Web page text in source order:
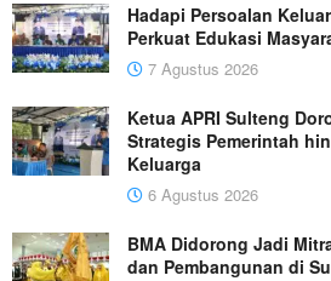
Hadapi Persoalan
Perkuat Edukasi
7 Agustus 2026
Ketua APRI Sulteng
Strategis Pemerintah
Keluarga
6 Agustus 2026
BMA Didorong Jadi
dan Pembangunan di